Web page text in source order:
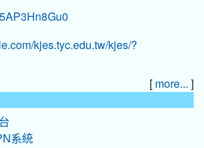
[ more... ]
系統